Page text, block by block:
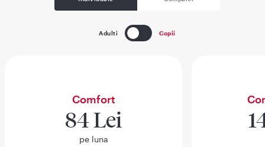
Adulti Copii
Comfort
84 Lei
pe luna